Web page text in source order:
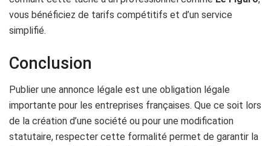
vous bénéficiez de tarifs compétitifs et d’un service
simplifié.
Conclusion
Publier une annonce légale est une obligation légale
importante pour les entreprises françaises. Que ce soit lors
de la création d’une société ou pour une modification
statutaire, respecter cette formalité permet de garantir la